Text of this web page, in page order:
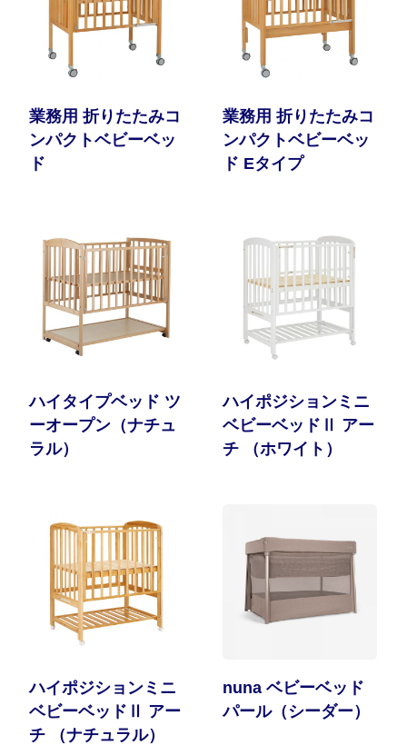
業務用 折りたたみコ
ンパクトベビーベッ
ド
業務用 折りたたみコ
ンパクトベビーベッ
ド Eタイプ
ハイタイプベッド ツ
ーオープン（ナチュ
ラル）
ハイポジションミニ
ベビーベッドⅡ アー
チ （ホワイト）
ハイポジションミニ
ベビーベッドⅡ アー
チ （ナチュラル）
nuna ベビーベッド
パール（シーダー）